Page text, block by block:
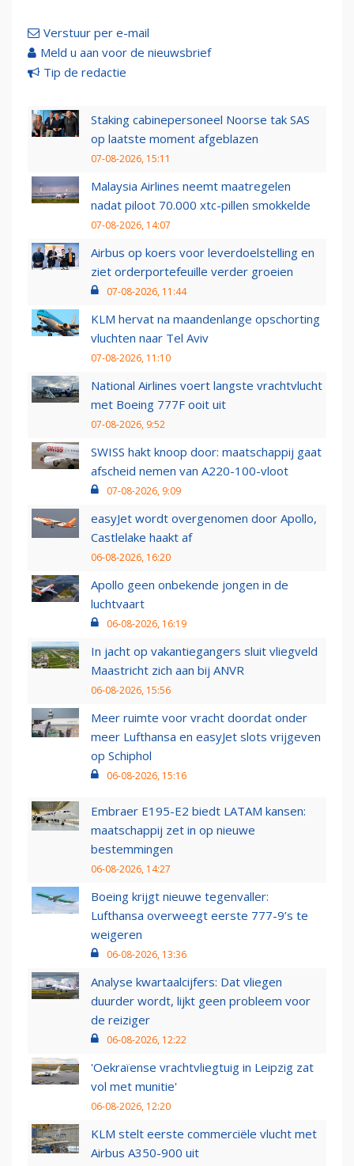
Verstuur per e-mail
Meld u aan voor de nieuwsbrief
Tip de redactie
Staking cabinepersoneel Noorse tak SAS
op laatste moment afgeblazen
07-08-2026, 15:11
Malaysia Airlines neemt maatregelen
nadat piloot 70.000 xtc-pillen smokkelde
07-08-2026, 14:07
Airbus op koers voor leverdoelstelling en
ziet orderportefeuille verder groeien
07-08-2026, 11:44
KLM hervat na maandenlange opschorting
vluchten naar Tel Aviv
07-08-2026, 11:10
National Airlines voert langste vrachtvlucht
met Boeing 777F ooit uit
07-08-2026, 9:52
SWISS hakt knoop door: maatschappij gaat
afscheid nemen van A220-100-vloot
07-08-2026, 9:09
easyJet wordt overgenomen door Apollo,
Castlelake haakt af
06-08-2026, 16:20
Apollo geen onbekende jongen in de
luchtvaart
06-08-2026, 16:19
In jacht op vakantiegangers sluit vliegveld
Maastricht zich aan bij ANVR
06-08-2026, 15:56
Meer ruimte voor vracht doordat onder
meer Lufthansa en easyJet slots vrijgeven
op Schiphol
06-08-2026, 15:16
Embraer E195-E2 biedt LATAM kansen:
maatschappij zet in op nieuwe
bestemmingen
06-08-2026, 14:27
Boeing krijgt nieuwe tegenvaller:
Lufthansa overweegt eerste 777-9’s te
weigeren
06-08-2026, 13:36
Analyse kwartaalcijfers: Dat vliegen
duurder wordt, lijkt geen probleem voor
de reiziger
06-08-2026, 12:22
'Oekraïense vrachtvliegtuig in Leipzig zat
vol met munitie'
06-08-2026, 12:20
KLM stelt eerste commerciële vlucht met
Airbus A350-900 uit